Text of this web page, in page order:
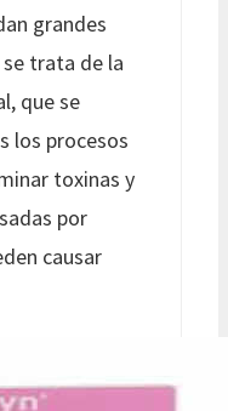
grandes
trata de la
que se
los procesos
toxinas y
por
causar